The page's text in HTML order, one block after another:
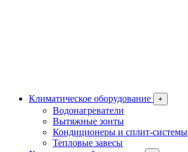
Климатическое оборудование +
Водонагреватели
Вытяжные зонты
Кондиционеры и сплит-системы
Тепловые завесы